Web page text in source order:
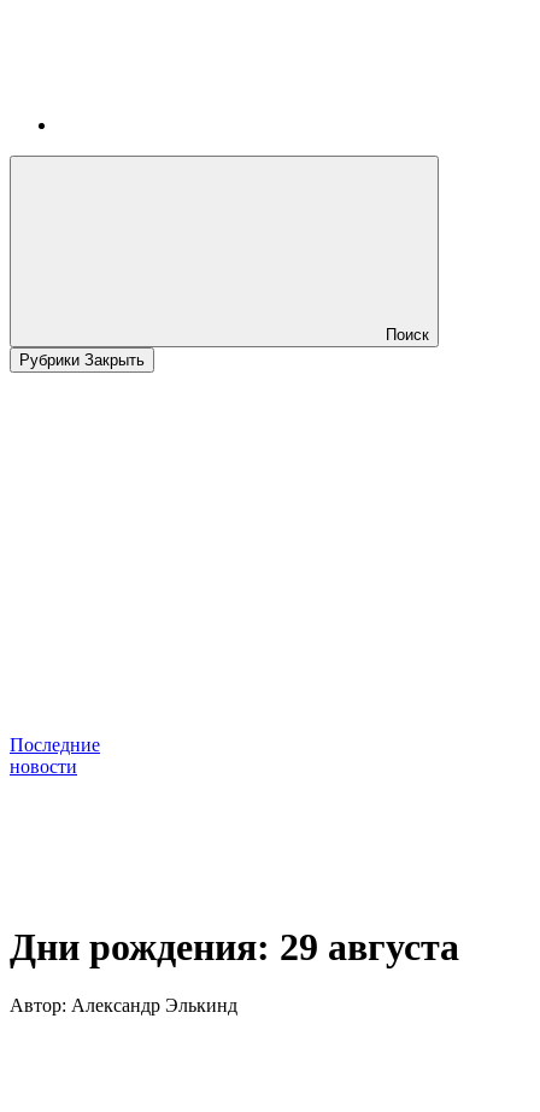
Поиск
Рубрики Закрыть
Последние
новости
Дни рождения: 29 августа
Автор: Александр Элькинд